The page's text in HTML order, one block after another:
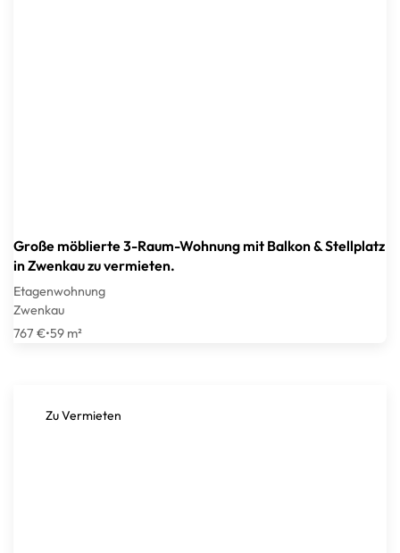
Große möblierte 3-Raum-Wohnung mit Balkon & Stellplatz
in Zwenkau zu vermieten.
Etagenwohnung
Zwenkau
767 €•59 m²
Zu Vermieten